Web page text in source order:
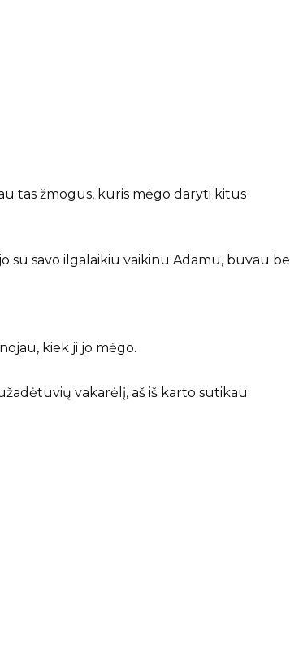
tas žmogus, kuris mėgo daryti kitus
su savo ilgalaikiu vaikinu Adamu, buvau be
kiek ji jo mėgo.
vakarėlį, aš iš karto sutikau.